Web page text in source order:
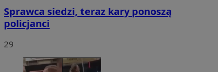
Sprawca siedzi, teraz kary ponoszą
policjanci
29